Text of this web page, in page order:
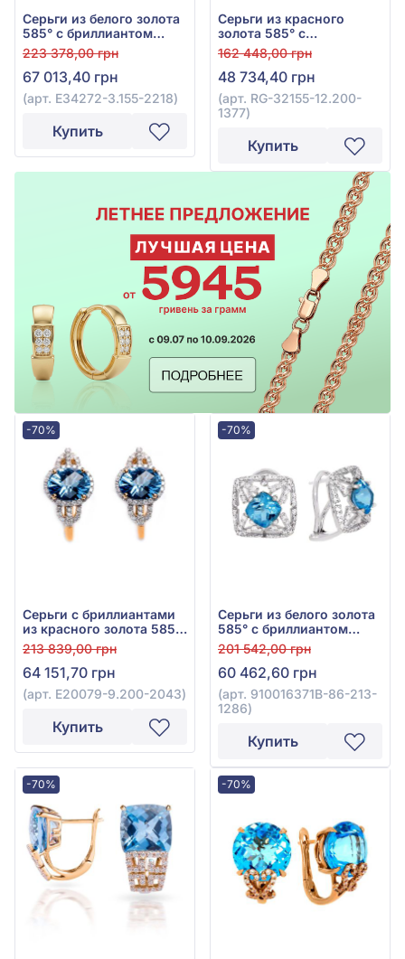
Серьги из белого золота
585° с бриллиантом
0,48ct и топазом Swiss
Blue 12,75ct, арт. E34272-
3.155-2218
223 378,00 грн
67 013,40 грн
(арт. E34272-3.155-2218)
Купить
Серьги из красного
золота 585° с
бриллиантами 0,14ct и
топазом Sky Blue 12,95ct,
арт. RG-32155-12.200-
1377
162 448,00 грн
48 734,40 грн
(арт. RG-32155-12.200-
1377)
Купить
-70%
Серьги с бриллиантами
из красного золота 585°
с бриллиантом 0,41ct и
топазом Sky Blue 3,68ct,
арт. E20079-9.200-2043
213 839,00 грн
64 151,70 грн
(арт. E20079-9.200-2043)
Купить
-70%
Серьги из белого золота
585° с бриллиантом
0,63ct и топазом Swiss
Blue 2,06ct, арт.
910016371B-86-213-1286
201 542,00 грн
60 462,60 грн
(арт. 910016371B-86-213-
1286)
Купить
-70% -70%